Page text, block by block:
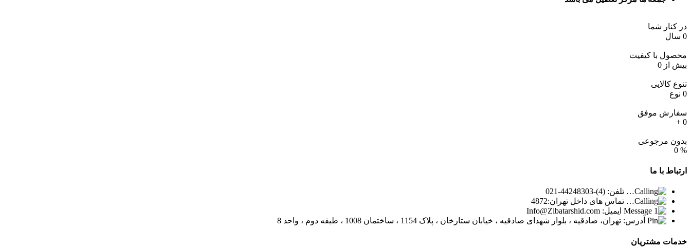
در کنار شما
0 سال
محصول با کیفیت
بیش از 0
تنوع کالایی
0 نوع
سفارش موفق
0
+
بدون مرجوعی
%
0
ارتباط با ما
تلفن: (4)-44248303-021
تماس های داخل تهران:4872
ایمیل: Info@Zibatarshid.com
آدرس: تهران، صادقیه ، بلوار شهدای صادقیه ، خیابان ستارخان ، پلاک 1154 ، ساختمان 1008 ، طبقه دوم ، واحد 8
خدمات مشتریان